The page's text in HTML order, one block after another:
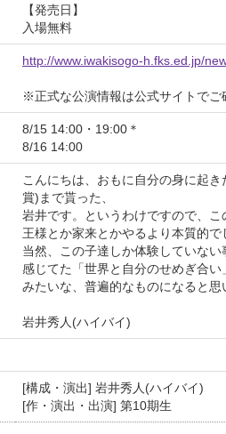
【発売日】
入場無料
http://www.iwakisogo-h.fks.ed.jp/
※正式な公演情報は公式サイトでご
8/15 14:00・19:00＊
8/16 14:00
こんにちは、おもに自分の身に起
賞)まで貰った、
岩井です。というわけですので、
王様とか家来とかやるより本質的で
当然、この子達しか体験していな
感じてた「世界と自分のせめぎ合い」
みたいな、普遍的なものになると思
岩井秀人(ハイバイ)
[構成・演出] 岩井秀人(ハイバイ)
[作・演出・出演] 第10期生